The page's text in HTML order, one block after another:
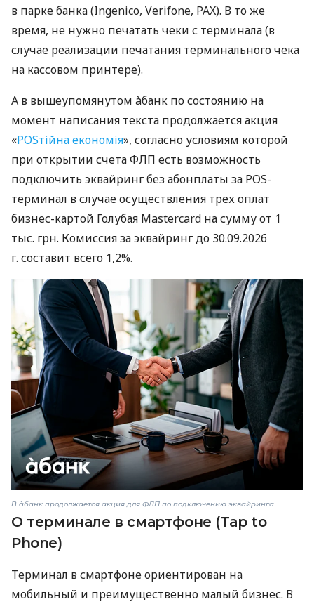
в парке банка (Ingenico, Verifone, PAX). В то же
время, не нужно печатать чеки с терминала (в
случае реализации печатания терминального чека
на кассовом принтере).
А в вышеупомянутом àбанк по состоянию на
момент написания текста продолжается акция
«POSтійна економія», согласно условиям которой
при открытии счета ФЛП есть возможность
подключить эквайринг без абонплаты за POS-
терминал в случае осуществления трех оплат
бизнес-картой Голубая Mastercard на сумму от 1
тыс. грн. Комиссия за эквайринг до 30.09.2026
г. составит всего 1,2%.
В àбанк продолжается акция для ФЛП по подключению эквайринга
О терминале в смартфоне (Tap to
Phone)
Терминал в смартфоне ориентирован на
мобильный и преимущественно малый бизнес. В